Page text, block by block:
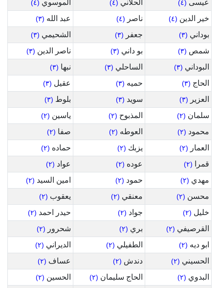
عيسى (٤) الحلاني (٤) الموسوي (٤)
خير الدين (٤) ناصر (٤) عبد الله (٣)
بوداني (٣) جعفر (٣) الشحيمي (٣)
شمص (٣) بو داني (٣) ناصر الدين (٣)
البوداني (٣) الساحلي (٣) نبها (٣)
الحاج (٣) حميه (٣) عقيل (٣)
العزير (٣) سويد (٣) بلوط (٣)
سلمان (٢) المذبوح (٢) ياسين (٢)
محمود (٢) العوطه (٢) صفا (٢)
العمار (٢) يزبك (٢) حماده (٢)
قمرا (٢) عوده (٢) عواد (٢)
مهدي (٢) حمود (٢) امين السيد (٢)
محسن (٢) معنقي (٢) يعقوب (٢)
خليل (٢) جواد (٢) حيدر احمد (٢)
القرصيفي (٢) بري (٢) شحرور (٢)
ابو ديه (٢) الطفيلي (٢) الديراني (٢)
الحسيني (٢) دندش (٢) عساف (٢)
البدوي (٢) الحاج سليمان (٢) الحسين (٢)